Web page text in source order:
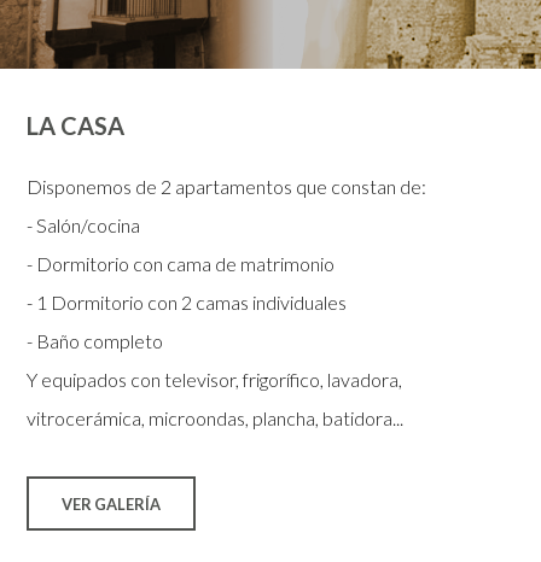
LA CASA
Disponemos de 2 apartamentos que constan de:
- Salón/cocina
- Dormitorio con cama de matrimonio
- 1 Dormitorio con 2 camas individuales
- Baño completo
Y equipados con televisor, frigorífico, lavadora,
vitrocerámica, microondas, plancha, batidora...
VER GALERÍA